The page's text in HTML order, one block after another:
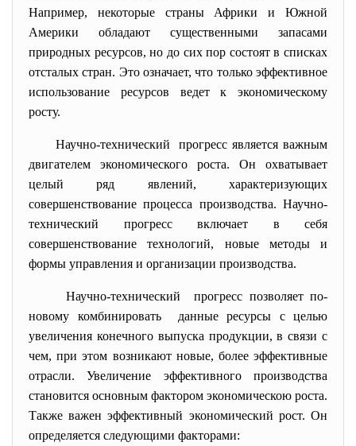
Например, некоторые страны Африки и Южной
Америки обладают существенными запасами
природных ресурсов, но до сих пор состоят в списках
отсталых стран. Это означает, что только эффективное
использование ресурсов ведет к экономическому
росту.
Научно-технический прогресс является важным
двигателем экономического роста. Он охватывает
целый ряд явлений, характеризующих
совершенствование процесса производства. Научно-
технический прогресс включает в себя
совершенствование технологий, новые методы и
формы управления и организации производства.
Научно-технический прогресс позволяет по-
новому комбинировать данные ресурсы с целью
увеличения конечного выпуска продукции, в связи с
чем, при этом возникают новые, более эффективные
отрасли. Увеличение эффективного производства
становится основным фактором экономическою роста.
Также важен эффективный экономический рост. Он
определяется следующими факторами: